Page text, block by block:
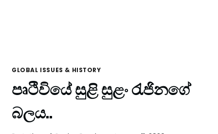
GLOBAL ISSUES & HISTORY
පෘථිවියේ සුළි සුළං රැජිනගේ
බලය..